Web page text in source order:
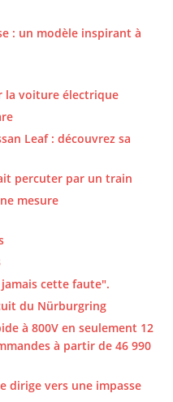
: un modèle inspirant à
la voiture électrique
Leaf : découvrez sa
percuter par un train
mesure
cette faute".
du Nürburgring
à 800V en seulement 12
à partir de 46 990
dirige vers une impasse